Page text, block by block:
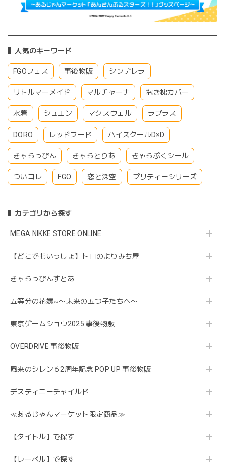
人気のキーワード
FGOフェス 事後物販 シンデレラ
リトルマーメイド マルチャーナ 抱き枕カバー
水着 シュエン マクスウェル ラプラス
DORO レッドフード ハイスクールD×D
きゃらっぴん きゃらとりあ きゃらぷくシール
ついコレ FGO 恋と深空 プリティーシリーズ
カテゴリから探す
MEGA NIKKE STORE ONLINE
【どこでもいっしょ】トロのよりみち屋
きゃらっぴんすとあ
五等分の花嫁∽〜未来の五つ子たちへ〜
東京ゲームショウ2025 事後物販
OVERDRIVE 事後物販
風来のシレン６2周年記念 POP UP 事後物販
デスティニーチャイルド
≪あるじゃんマーケット限定商品≫
【タイトル】で探す
【レーベル】で探す